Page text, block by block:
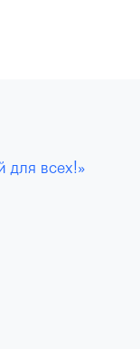
для всех!»